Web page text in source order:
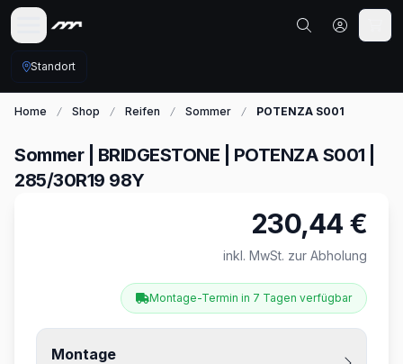
Standort
Home Shop Reifen Sommer POTENZA S001
Sommer | BRIDGESTONE | POTENZA S001 |
285/30R19 98Y
230,44 €
inkl. MwSt. zur Abholung
Montage-Termin in 7 Tagen verfügbar
Montage